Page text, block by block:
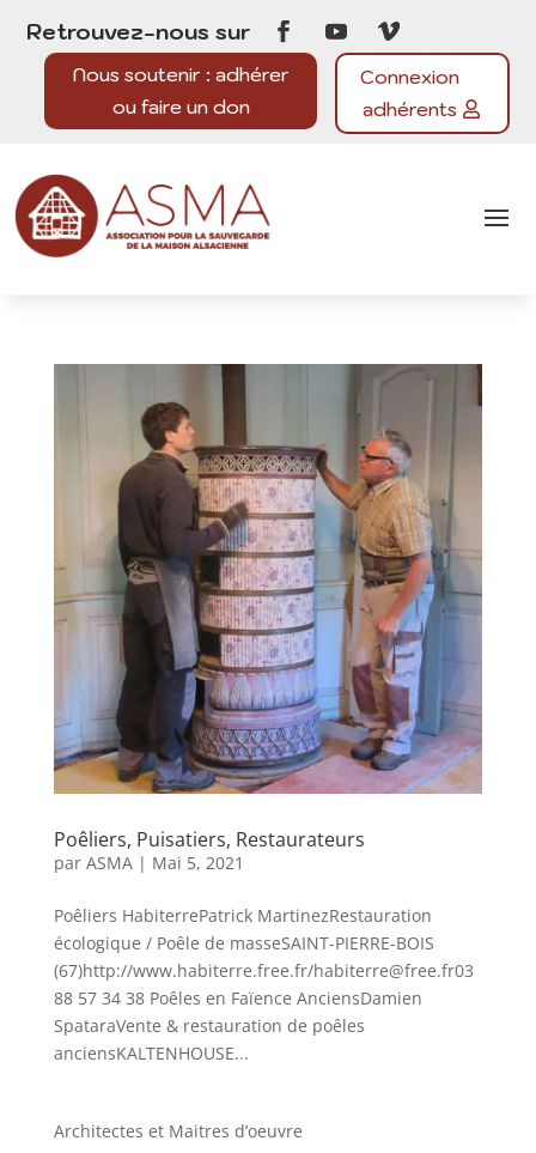
Retrouvez-nous sur
Nous soutenir : adhérer
ou faire un don
Connexion
adhérents
Poêliers, Puisatiers, Restaurateurs
par ASMA| Mai 5, 2021
Poêliers HabiterrePatrick MartinezRestauration
écologique / Poêle de masseSAINT-PIERRE-BOIS
(67)http://www.habiterre.free.fr/habiterre@free.fr03
88 57 34 38 Poêles en Faïence AnciensDamien
SpataraVente & restauration de poêles
anciensKALTENHOUSE...
Architectes et Maitres d’oeuvre